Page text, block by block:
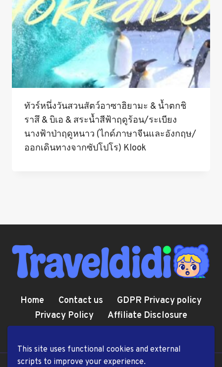
This site uses functional cookies and external
scripts to improve your experience.
ทัวร์หนึ่งวันสวนสัตว์อาซาฮิยามะ & น้ำตกชิ
ราสึ & บิเอ & สระน้ำสีฟ้าฤดูร้อน/ระเบียง
นางฟ้าป่าฤดูหนาว (ไกด์ภาษาจีนและอังกฤษ/
ออกเดินทางจากซัปโปโร) Klook
Home Contact us
GDPR Privacy policy
Privacy Policy
Affiliate Disclosure